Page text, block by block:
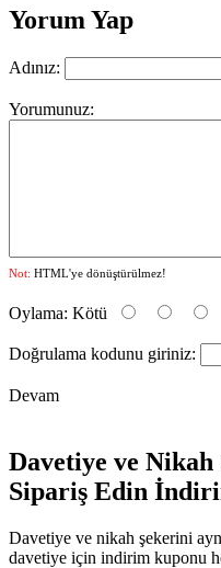
Yorum Yap
Adınız:
Yorumunuz:
Not: HTML'ye dönüştürülmez!
Oylama: Kötü
Doğrulama kodunu giriniz:
Devam
Davetiye ve
Sipariş Edin
Davetiye ve nikah şekerini
davetiye için indirim kuponu